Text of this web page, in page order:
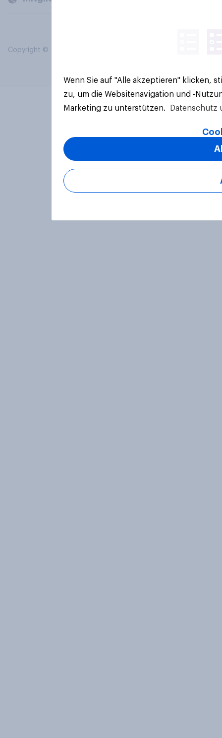
Copyright © 2026 YouGov PLC. Alle Rechte vorbehalten.
Wenn Sie auf "Alle akzeptieren" klicken,
zu, um die Websitenavigation und -
Marketing zu unterstützen.
Datenschutz